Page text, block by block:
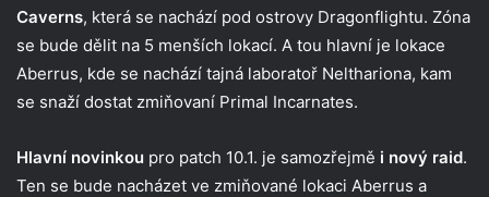
Caverns, která se nachází pod ostrovy Dragonflightu. Zóna
se bude dělit na 5 menších lokací. A tou hlavní je lokace
Aberrus, kde se nachází tajná laboratoř Nelthariona, kam
se snaží dostat zmiňovaní Primal Incarnates.
Hlavní novinkou pro patch 10.1. je samozřejmě i nový raid.
Ten se bude nacházet ve zmiňované lokaci Aberrus a